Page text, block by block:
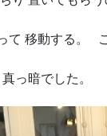
て 移動する。
っ暗でした。